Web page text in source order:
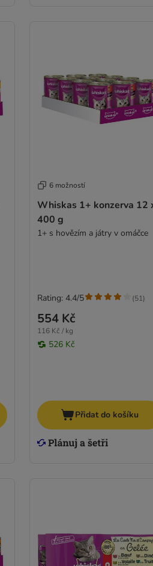
6 možností
Whiskas 1+ konzerva 12
400 g
1+ s hovězím a játry v omáčce
554 Kč
116 Kč / kg
526 Kč
Rating: 4.4/5 (51)
Přidat do košíku